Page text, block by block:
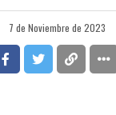
7 de Noviembre de 2023